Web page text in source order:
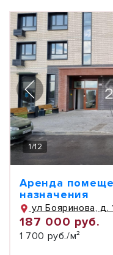
1/12
Аренда
назначения
ул Бояринова, д.
187 000 руб.
1 700 руб./м²